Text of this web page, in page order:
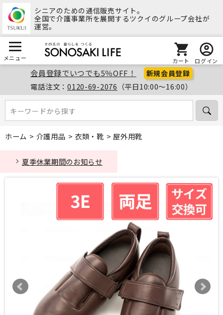
シニアのための通信販売サイト。
全国で介護事業所を展開するツクイのグループ会社が
運営。
メニュー カート ログイン
会員登録でいつでも5％OFF！ 新規会員登録
電話注文：0120-69-2076 （平日10:00～16:00）
キーワードから探す
キーワードから探す
ホーム > 介護用品 > 衣類・靴 > 屋外用靴
夏季休業期間のお知らせ